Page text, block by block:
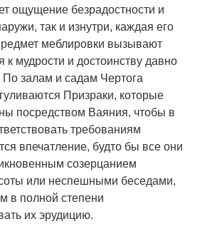
ощущение безрадостности и
так и изнутри, каждая его
меблировки вызывают
к мудрости и достоинству давно
залам и садам Чертога
Призраки, которые
посредством Ваяния, чтобы в
требованиям
впечатление, будто бы все они
созерцанием
или неспешными беседами,
в полной степени
их эрудицию.